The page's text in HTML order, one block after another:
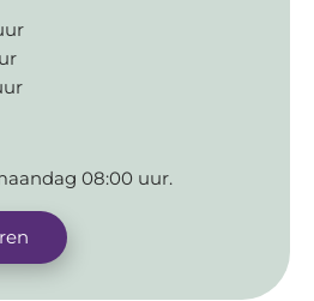
08:00 uur.